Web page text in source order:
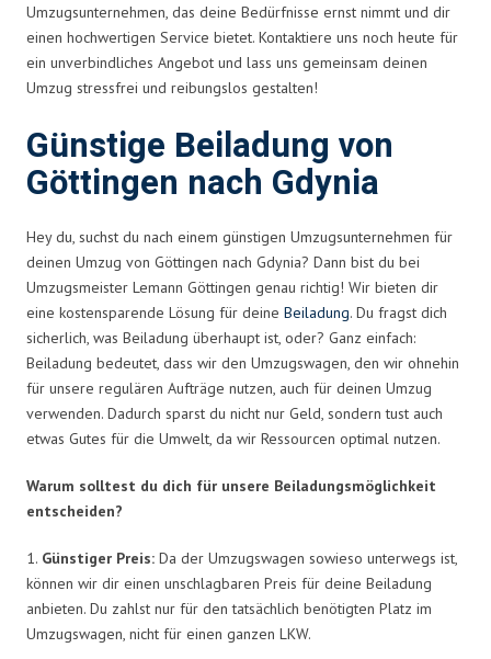
Umzugsunternehmen, das deine Bedürfnisse ernst nimmt und dir
einen hochwertigen Service bietet. Kontaktiere uns noch heute für
ein unverbindliches Angebot und lass uns gemeinsam deinen
Umzug stressfrei und reibungslos gestalten!
Günstige Beiladung von
Göttingen nach Gdynia
Hey du, suchst du nach einem günstigen Umzugsunternehmen für
deinen Umzug von Göttingen nach Gdynia? Dann bist du bei
Umzugsmeister Lemann Göttingen genau richtig! Wir bieten dir
eine kostensparende Lösung für deine Beiladung. Du fragst dich
sicherlich, was Beiladung überhaupt ist, oder? Ganz einfach:
Beiladung bedeutet, dass wir den Umzugswagen, den wir ohnehin
für unsere regulären Aufträge nutzen, auch für deinen Umzug
verwenden. Dadurch sparst du nicht nur Geld, sondern tust auch
etwas Gutes für die Umwelt, da wir Ressourcen optimal nutzen.
Warum solltest du dich für unsere Beiladungsmöglichkeit
entscheiden?
1. Günstiger Preis: Da der Umzugswagen sowieso unterwegs ist,
können wir dir einen unschlagbaren Preis für deine Beiladung
anbieten. Du zahlst nur für den tatsächlich benötigten Platz im
Umzugswagen, nicht für einen ganzen LKW.